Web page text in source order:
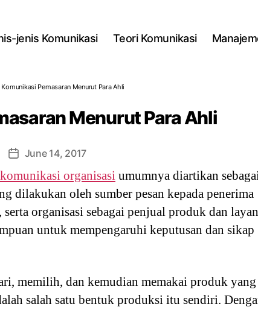
jenis Komunikasi Teori Komunikasi
Komunikasi Pemasaran Menurut Para Ahli
Menurut Para Ahli
PostJune 14, 2017
komunikasi organisasi umumnya diartikan
dilakukan oleh sumber pesan kepada penerima
organisasi sebagai penjual produk dan
untuk mempengaruhi keputusan dan sikap
memilih, dan kemudian memakai produk yang
salah satu bentuk produksi itu sendiri.